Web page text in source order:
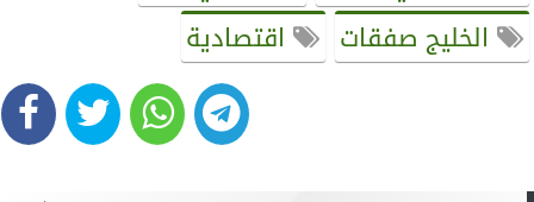
الخليج صفقات
اقتصادية